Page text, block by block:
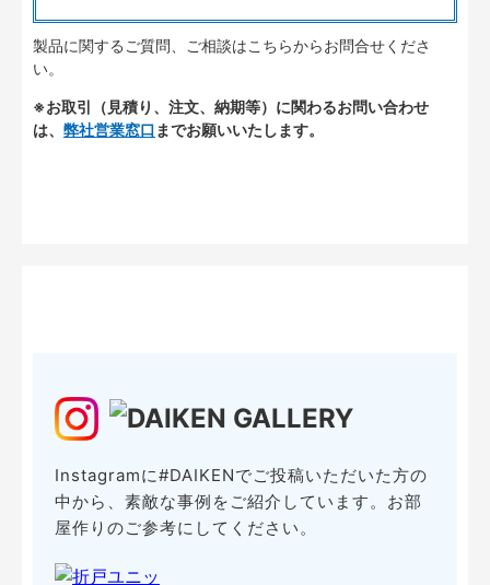
製品に関するご質問、ご相談はこちらからお問合せくださ
い。
※お取引（見積り、注文、納期等）に関わるお問い合わせ
は、 弊社営業窓口 までお願いいたします。
Instagramに#DAIKENでご投稿いただいた方の
中から、素敵な事例をご紹介しています。お部
屋作りのご参考にしてください。